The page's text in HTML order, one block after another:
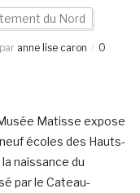
du Nord
par anne lise caron
0
Matisse expose
écoles des Hauts-
naissance du
par le Cateau-